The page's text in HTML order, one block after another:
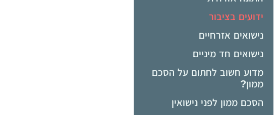
ידועים בציבור
נישואים אזרחיים
נישואים חד מיניים
מדוע חשוב לחתום על הסכם
ממון?
הסכם ממון לפני נישואין